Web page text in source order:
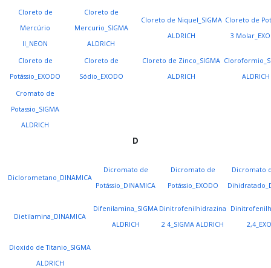
Cloreto de
Mercúrio
II_NEON
Cloreto de
Mercurio_SIGMA
ALDRICH
Cloreto de Niquel_SIGMA
ALDRICH
Cloreto de
3
Cloreto de
Potássio_EXODO
Cloreto de
Sódio_EXODO
Cloreto de Zinco_SIGMA
ALDRICH
ALDRICH
Cromato de
Potassio_SIGMA
ALDRICH
D
Diclorometano_DINAMICA
Dicromato de
Potássio_DINAMICA
Dicromato de
Potássio_EXODO
Dicromato
Dietilamina_DINAMICA
Difenilamina_SIGMA
ALDRICH
Dinitrofenilhidrazina
2 4_SIGMA ALDRICH
Dioxido de Titanio_SIGMA
ALDRICH